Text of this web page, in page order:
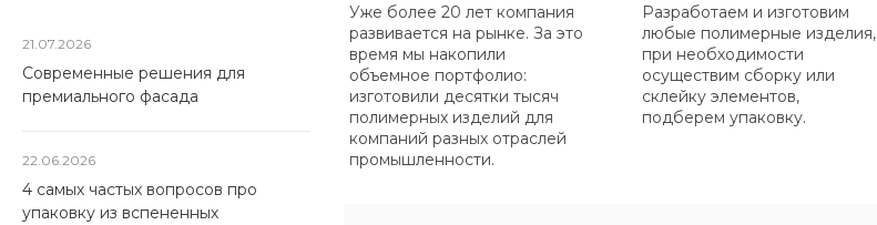
21.07.2026
Современные решения для
премиального фасада
22.06.2026
4 самых частых вопросов про
упаковку из вспененных
Уже более 20 лет компания
развивается на рынке. За это
время мы накопили
объемное портфолио:
изготовили десятки тысяч
полимерных изделий для
компаний разных отраслей
промышленности.
Разработаем и изготовим
любые полимерные изделия,
при необходимости
осуществим сборку или
склейку элементов,
подберем упаковку.